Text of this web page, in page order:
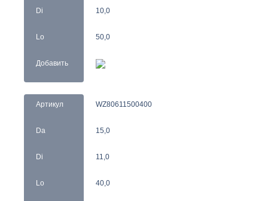
Di
Lo
Добавить
10,0
50,0
Артикул
Da
Di
Lo
WZ80611500400
15,0
11,0
40,0